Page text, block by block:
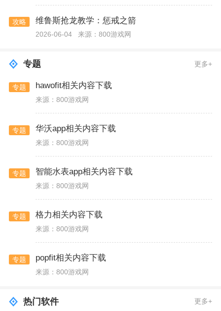
攻略 维鲁斯抢龙教学：惩戒之箭
2026-06-04 来源：800游戏网
专题 更多+
专题 hawofit相关内容下载
来源：800游戏网
专题 华沃app相关内容下载
来源：800游戏网
专题 智能水表app相关内容下载
来源：800游戏网
专题 格力相关内容下载
来源：800游戏网
专题 popfit相关内容下载
来源：800游戏网
热门软件 更多+